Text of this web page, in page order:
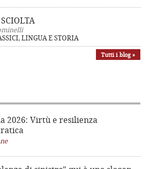
LINGUA E STORIA
Tutti i blog »
2026: Virtù e resilienza